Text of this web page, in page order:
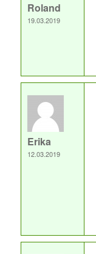
Roland
19.03.2019
Erika
12.03.2019